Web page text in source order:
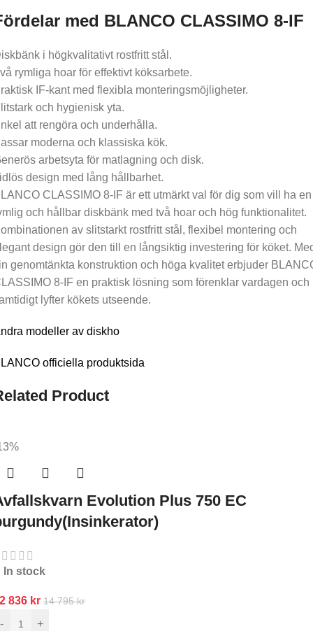
med BLANCO CLASSIMO 8-IF
i högkvalitativt rostfritt stål.
rymliga hoar för effektivt köksarbete.
IF-kant med flexibla monteringsmöjligheter.
och hygienisk yta.
att rengöra och underhålla.
moderna och klassiska kök.
arbetsyta för matlagning och disk.
design med lång hållbarhet.
CLASSIMO 8-IF är ett utmärkt val för dig som vill ha en
och hållbar diskbänk med två hoar och hög funktionalitet.
av slitstarkt rostfritt stål, flexibel montering och
design gör den till en långsiktig investering för köket.
genomtänkta konstruktion och höga kvalitet erbjuder
8-IF en praktisk lösning som förenklar vardagen och
lyfter kökets utseende.
modeller av diskho
officiella produktsida
Product
Evolution Plus 750 EC
In stock
836 kr 14 795kr
-
+